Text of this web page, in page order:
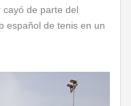
cayó de parte del
español de tenis en un